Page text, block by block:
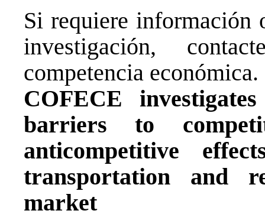
Si requiere información
investigación,
competencia económica.
COFECE
barriers to
anticompetitive
transportation and
market